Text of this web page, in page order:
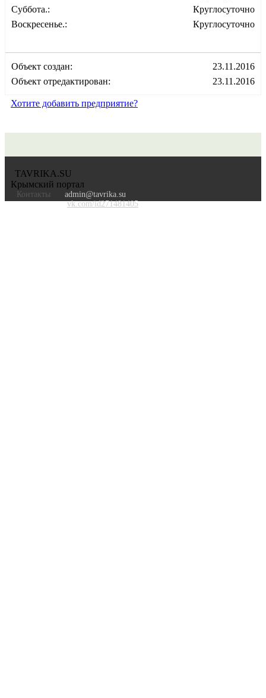
Суббота.:
Круглосуточно
Воскресенье.:
Круглосуточно
Объект создан:
23.11.2016
Объект отредактирован:
23.11.2016
Хотите добавить предприятие?
TAVRIKA.SU
Крымский портал
Контакты
admin@tavrika.su
vk.com/id271481405